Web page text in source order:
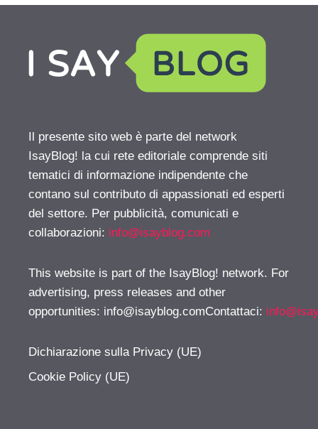
Il presente sito web è parte del network
IsayBlog! la cui rete editoriale comprende siti
tematici di informazione indipendente che
contano sul contributo di appassionati ed esperti
del settore. Per pubblicità, comunicati e
collaborazioni: info@isayblog.com
This website is part of the IsayBlog! network. For
advertising, press releases and other
opportunities: info@isayblog.comContattaci:
Dichiarazione sulla Privacy (UE)
Cookie Policy (UE)